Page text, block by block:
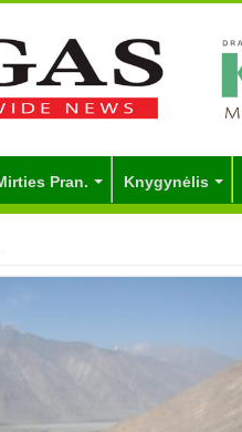
Pran. Knygynėlis